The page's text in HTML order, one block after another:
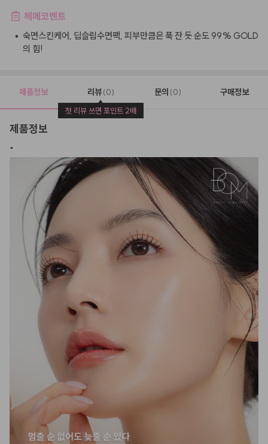
헤메코멘트
• 숙면스킨케어, 딥슬립수면팩, 피부만큼은 푹 잔 듯 순도 99% GOLD
의 힘!
제품정보 리뷰 (0)
첫 리뷰 쓰면 포인트 2배
문의 (0) 구매정보
제품정보
"